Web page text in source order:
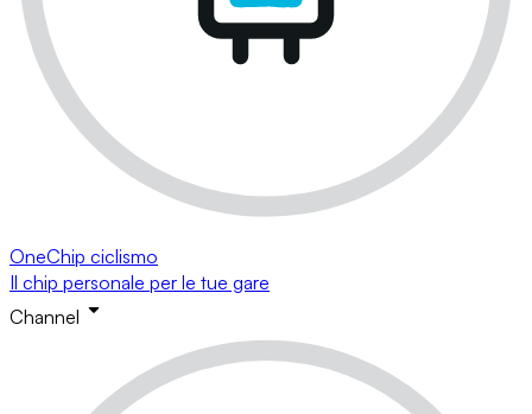
OneChip ciclismo
Il chip personale per le tue gare
Channel